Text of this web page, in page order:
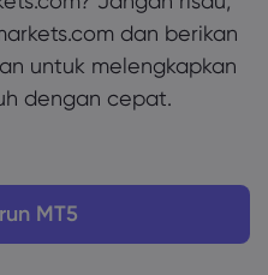
dan berikan
untuk melengkapkan
dengan cepat.
MT5